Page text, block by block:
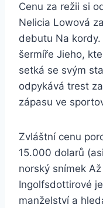
Cenu za režii si
Nelicia Lowová
debutu Na
šermíře Jieho,
setká se svým
odpykává trest
zápasu ve
Zvláštní cenu
15.000 dolarů
norský snímek
Ingolfsdottirové
manželství a